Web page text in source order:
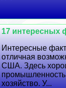
17 интересных
Интересные
отличная
США. Здесь
хозяйство. У...